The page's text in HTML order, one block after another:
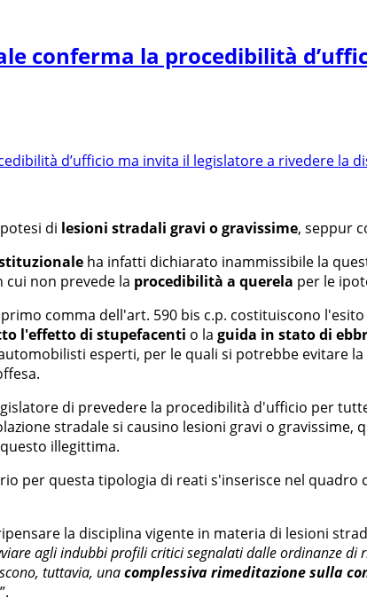
conferma la procedibilità
di lesioni stradali gravi o gravissime, seppur
ha infatti dichiarato inammissibile la
cui non prevede la procedibilità a querela per le
comma dell'art. 590 bis c.p. costituiscono
l'effetto di stupefacenti o la guida in stato di
esperti, per le quali si potrebbe evitare
di prevedere la procedibilità d'ufficio per
stradale si causino lesioni gravi o
illegittima.
per questa tipologia di reati s'inserisce nel quadro
la disciplina vigente in materia di lesioni
agli indubbi profili critici segnalati dalle ordinanze di
tuttavia, unacomplessiva rimeditazione sulla
”.